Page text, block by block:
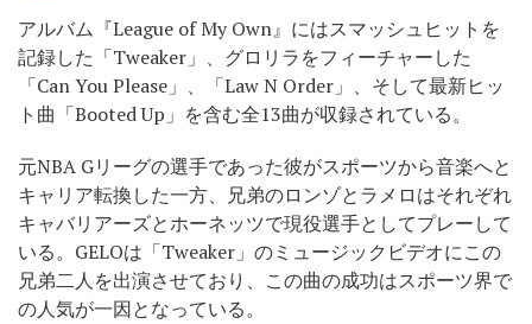
アルバム『League of My Own』にはスマッシュヒットを
記録した「Tweaker」、グロリラをフィーチャーした
「Can You Please」、「Law N Order」、そして最新ヒッ
ト曲「Booted Up」を含む全13曲が収録されている。
元NBA Gリーグの選手であった彼がスポーツから音楽へと
キャリア転換した一方、兄弟のロンゾとラメロはそれぞれ
キャバリアーズとホーネッツで現役選手としてプレーして
いる。GELOは「Tweaker」のミュージックビデオにこの
兄弟二人を出演させており、この曲の成功はスポーツ界で
の人気が一因となっている。